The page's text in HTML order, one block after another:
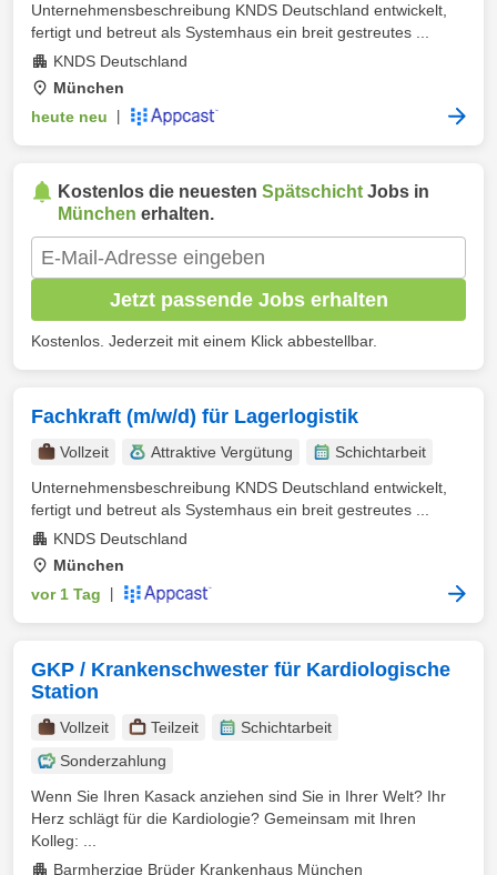
Unternehmensbeschreibung KNDS Deutschland entwickelt,
fertigt und betreut als Systemhaus ein breit gestreutes ...
KNDS Deutschland
München
heute neu
Kostenlos die neuesten Spätschicht Jobs in
München erhalten.
Jetzt passende Jobs erhalten
Kostenlos. Jederzeit mit einem Klick abbestellbar.
Fachkraft (m/w/d) für Lagerlogistik
Vollzeit Attraktive Vergütung
Schichtarbeit
Unternehmensbeschreibung KNDS Deutschland entwickelt,
fertigt und betreut als Systemhaus ein breit gestreutes ...
KNDS Deutschland
München
vor 1 Tag
GKP / Krankenschwester für Kardiologische
Station
Vollzeit Teilzeit
Schichtarbeit
Sonderzahlung
Wenn Sie Ihren Kasack anziehen sind Sie in Ihrer Welt? Ihr
Herz schlägt für die Kardiologie? Gemeinsam mit Ihren
Kolleg: ...
Barmherzige Brüder Krankenhaus München